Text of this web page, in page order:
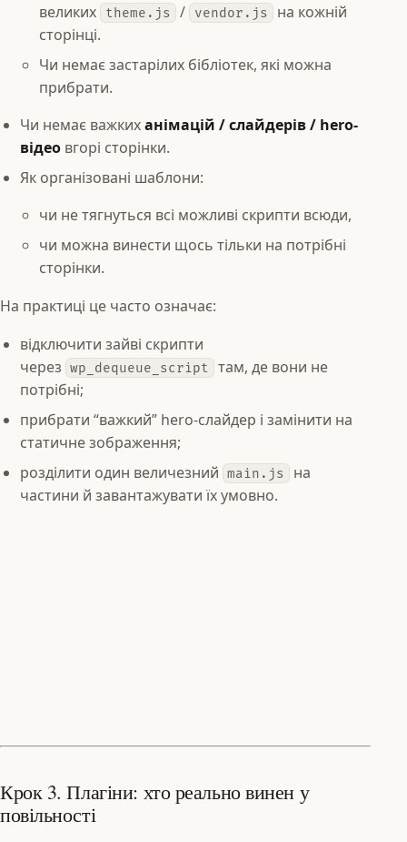
великих theme.js / vendor.js на кожній
сторінці.
Чи немає застарілих бібліотек, які можна
прибрати.
Чи немає важкиханімацій / слайдерів / hero-
відеовгорі сторінки.
Як організовані шаблони:
чи не тягнуться всі можливі скрипти всюди,
чи можна винести щось тільки на потрібні
сторінки.
На практиці це часто означає:
відключити зайві скрипти
через
wp_dequeue_script
там, де вони не
потрібні;
прибрати “важкий” hero-слайдер і замінити на
статичне зображення;
розділити один величезний
main.js
на
частини й завантажувати їх умовно.
Крок 3. Плагіни: хто реально винен у
повільності